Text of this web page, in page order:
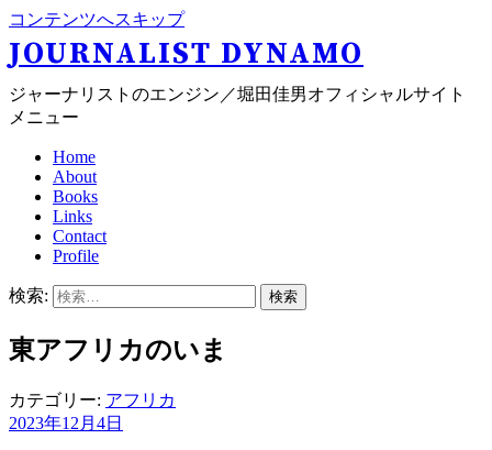
コンテンツへスキップ
JOURNALIST DYNAMO
ジャーナリストのエンジン／堀田佳男オフィシャルサイト
メニュー
Home
About
Books
Links
Contact
Profile
検索:
東アフリカのいま
カテゴリー: アフリカ
2023年12月4日